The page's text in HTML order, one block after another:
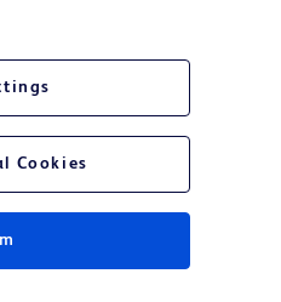
the BD Logo are trademarks of
trademarks are the property of
Cookies